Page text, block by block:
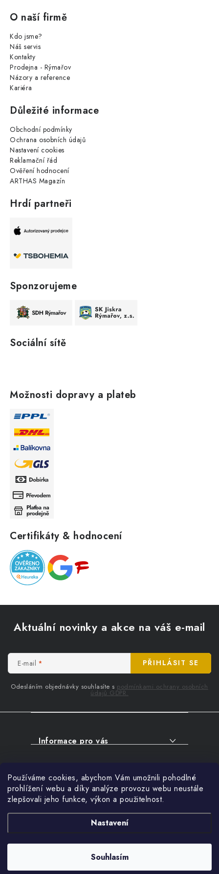
Používáme cookies, abychom Vám umožnili pohodlné
prohlížení webu a díky analýze provozu webu neustále
zlepšovali jeho funkce, výkon a použitelnost.
Nastavení
Souhlasím
O naší firmě
Kdo jsme?
Náš servis
Kontakty
Prodejna - Rýmařov
Názory a reference
Kariéra
Důležité informace
Obchodní podmínky
Ochrana osobních údajů
Nastavení cookies
Reklamační řád
Ověření hodnocení
ARTHAS Magazín
Hrdí partneři
Sponzorujeme
Sociální sítě
Možnosti dopravy a plateb
Certifikáty & hodnocení
Aktuální novinky a akce na váš e-mail
E-mail
Odesláním objednávky souhlasíte s podmínkami ochrany osobních
údajů GDPR.
PŘIHLÁSIT SE
Z
Informace pro vás
SERVIS
FIRMY, ŠKOLY, PARTNEŘI
ARTHAS MAGAZÍN
Facebook
Přihlášení
Heslo
0KS /0 KČ
ARTHAS.CZ . Všechna práva vyhrazena.